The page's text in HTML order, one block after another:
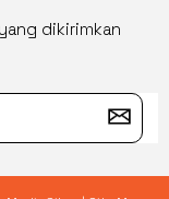
dikirimkan